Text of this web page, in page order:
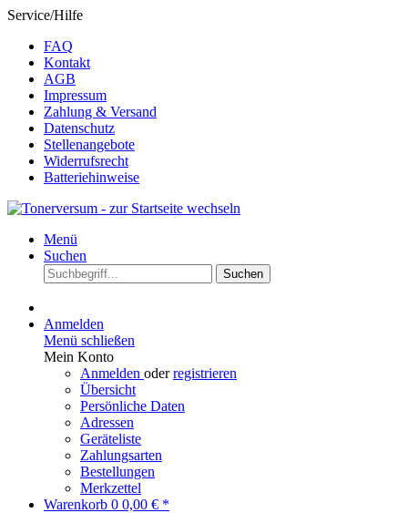
Service/Hilfe
FAQ
Kontakt
AGB
Impressum
Zahlung & Versand
Datenschutz
Stellenangebote
Widerrufsrecht
Batteriehinweise
Menü
Suchen
Suchen
Anmelden
Menü schließen
Mein Konto
Anmelden oderregistrieren
Übersicht
Persönliche Daten
Adressen
Geräteliste
Zahlungsarten
Bestellungen
Merkzettel
Warenkorb 0 0,00 € *